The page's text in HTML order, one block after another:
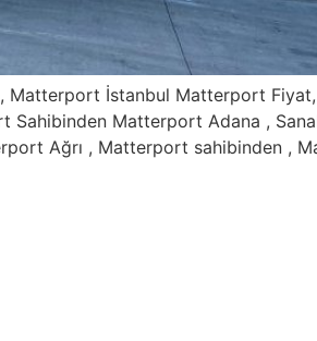
Matterport İstanbul Matterport
Matterport Adana ,
Ağrı , Matterport sahibinden ,